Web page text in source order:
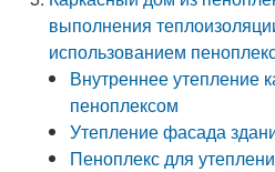
выполнения
использованием
Внутреннее утепление
пеноплексом
Утепление фасада
Пеноплекс для